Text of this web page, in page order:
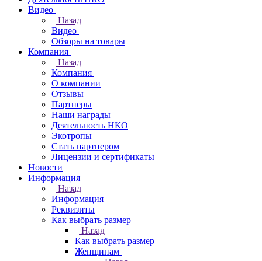
Видео
Назад
Видео
Обзоры на товары
Компания
Назад
Компания
О компании
Отзывы
Партнеры
Наши награды
Деятельность НКО
Экотропы
Стать партнером
Лицензии и сертификаты
Новости
Информация
Назад
Информация
Реквизиты
Как выбрать размер
Назад
Как выбрать размер
Женщинам